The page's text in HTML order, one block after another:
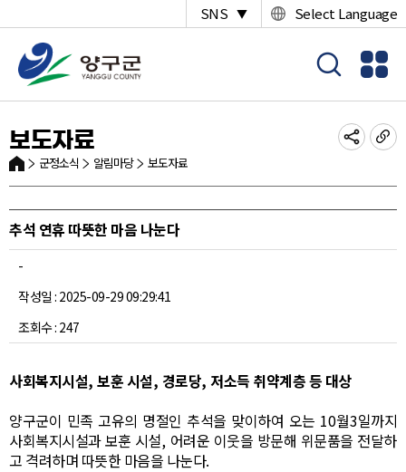
SNS ▼ Select Language
보도자료
군정소식 알림마당 보도자료
추석 연휴 따뜻한 마음 나눈다
-
작성일 : 2025-09-29 09:29:41
조회수 : 247
사회복지시설, 보훈 시설, 경로당, 저소득 취약계층 등 대상
양구군이 민족 고유의 명절인 추석을 맞이하여 오는 10월3일까지
사회복지시설과 보훈 시설, 어려운 이웃을 방문해 위문품을 전달하
고 격려하며 따뜻한 마음을 나눈다.